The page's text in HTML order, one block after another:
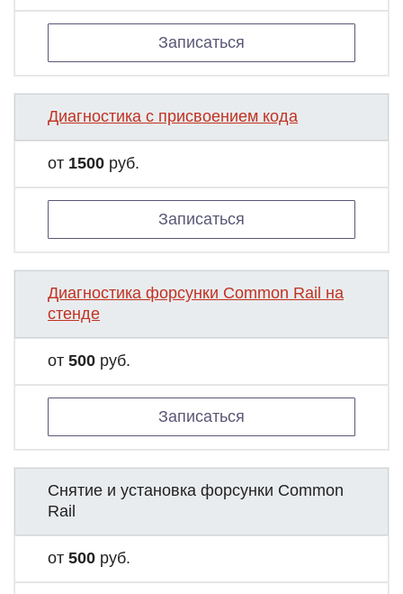
Записаться
Диагностика с присвоением кода
от 1500 руб.
Записаться
Диагностика форсунки Common Rail на
стенде
от 500 руб.
Записаться
Снятие и установка форсунки Common
Rail
от 500 руб.